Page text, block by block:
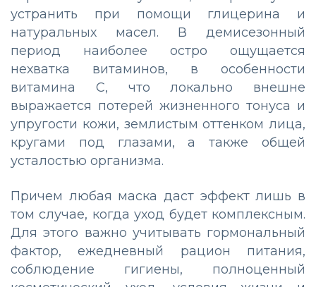
устранить при помощи глицерина и
натуральных масел. В демисезонный
период наиболее остро ощущается
нехватка витаминов, в особенности
витамина С, что локально внешне
выражается потерей жизненного тонуса и
упругости кожи, землистым оттенком лица,
кругами под глазами, а также общей
усталостью организма.
Причем любая маска даст эффект лишь в
том случае, когда уход будет комплексным.
Для этого важно учитывать гормональный
фактор, ежедневный рацион питания,
соблюдение гигиены, полноценный